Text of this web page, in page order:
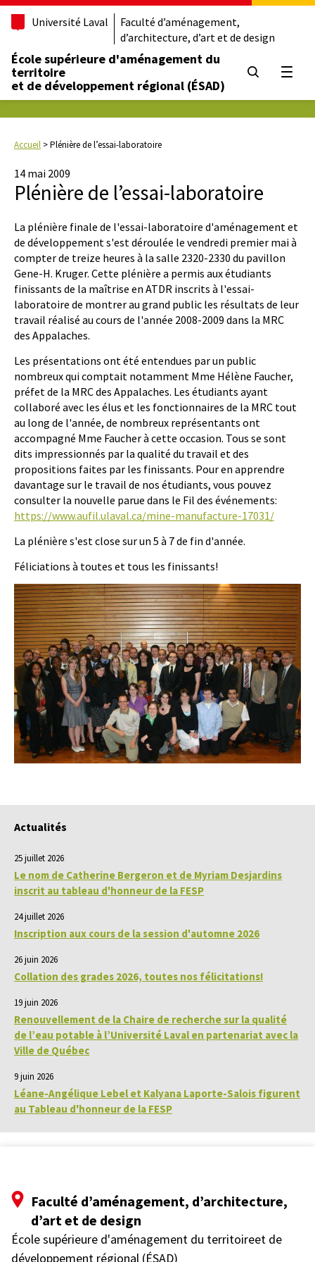
Université Laval
Faculté d’aménagement,
d’architecture, d’art et de design
École supérieure d'aménagement du
territoire
et de développement régional (ÉSAD)
Accueil >Plénière de l’essai-laboratoire
14 mai 2009
Plénière de l’essai-laboratoire
La plénière finale de l'essai-laboratoire d'aménagement et
de développement s'est déroulée le vendredi premier mai à
compter de treize heures à la salle 2320-2330 du pavillon
Gene-H. Kruger. Cette plénière a permis aux étudiants
finissants de la maîtrise en ATDR inscrits à l'essai-
laboratoire de montrer au grand public les résultats de leur
travail réalisé au cours de l'année 2008-2009 dans la MRC
des Appalaches.
Les présentations ont été entendues par un public
nombreux qui comptait notamment Mme Hélène Faucher,
préfet de la MRC des Appalaches. Les étudiants ayant
collaboré avec les élus et les fonctionnaires de la MRC tout
au long de l'année, de nombreux représentants ont
accompagné Mme Faucher à cette occasion. Tous se sont
dits impressionnés par la qualité du travail et des
propositions faites par les finissants. Pour en apprendre
davantage sur le travail de nos étudiants, vous pouvez
consulter la nouvelle parue dans le Fil des événements:
https://www.aufil.ulaval.ca/mine-manufacture-17031/
La plénière s'est close sur un 5 à 7 de fin d'année.
Féliciations à toutes et tous les finissants!
Actualités
25 juillet 2026
Le nom de Catherine Bergeron et de Myriam Desjardins
inscrit au tableau d'honneur de la FESP
24 juillet 2026
Inscription aux cours de la session d'automne 2026
26 juin 2026
Collation des grades 2026, toutes nos félicitations!
19 juin 2026
Renouvellement de la Chaire de recherche sur la qualité
de l’eau potable à l’Université Laval en partenariat avec la
Ville de Québec
9 juin 2026
Léane-Angélique Lebel et Kalyana Laporte-Salois figurent
au Tableau d'honneur de la FESP
Faculté d’aménagement, d’architecture,
d’art et de design
École supérieure d'aménagement du territoireet de
développement régional (ÉSAD)